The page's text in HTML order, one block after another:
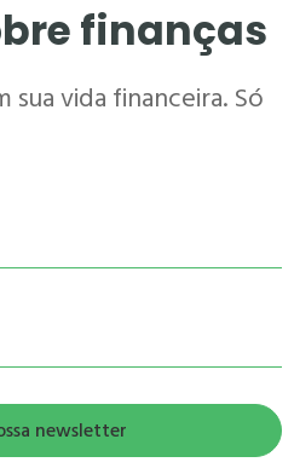
finanças
vida financeira. Só